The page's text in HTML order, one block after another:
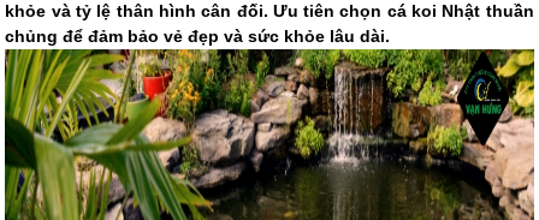
khỏe và tỷ lệ thân hình cân đối. Ưu tiên chọn cá koi Nhật thuần
chủng để đảm bảo vẻ đẹp và sức khỏe lâu dài.